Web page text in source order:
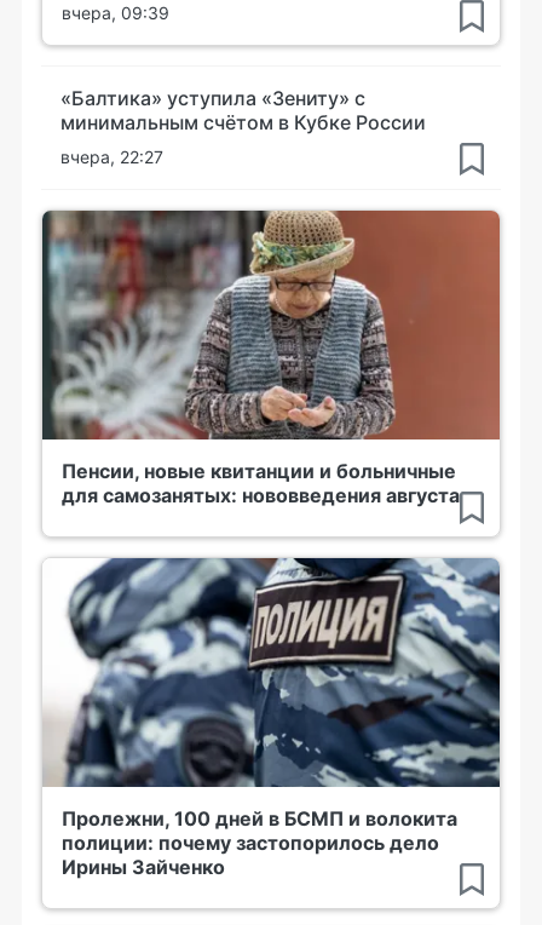
вчера, 09:39
«Балтика» уступила «Зениту» с
минимальным счётом в Кубке России
вчера, 22:27
Пенсии, новые квитанции и больничные
для самозанятых: нововведения августа
Пролежни, 100 дней в БСМП и волокита
полиции: почему застопорилось дело
Ирины Зайченко